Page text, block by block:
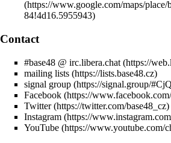
Contact
#base48 @ irc.libera.chat
mailing lists
signal group
Facebook
Twitter
Instagram
YouTube